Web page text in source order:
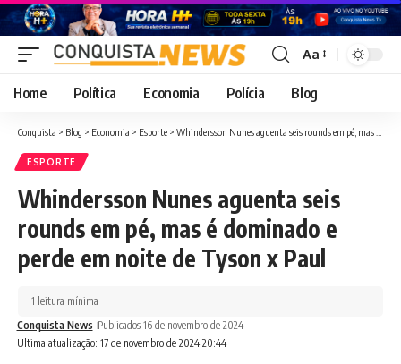
Font
Resizer
Aa
Home Política Economia Polícia Blog
Conquista > Blog > Economia > Esporte > Whindersson Nunes aguenta seis rounds em pé, mas é dominado e perde em noite de Tyson x Paul
ESPORTE
Whindersson Nunes aguenta seis
rounds em pé, mas é dominado e
perde em noite de Tyson x Paul
Ultima atualização: 17 de novembro de 2024 20:44
Conquista News Publicados 16 de novembro de 2024
1 leitura mínima